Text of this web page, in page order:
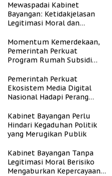
Mewaspadai Kabinet
Bayangan: Ketidakjelasan
Legitimasi Moral dan
Momentum Kemerdekaan,
Pemerintah Perkuat
Program Rumah Subsidi
Berpenghasilan Rendah
Pemerintah Perkuat
Ekosistem Media Digital
Nasional Hadapi Perang
Kabinet Bayangan Perlu
Hindari Kegaduhan Politik
yang Merugikan Publik
Kabinet Bayangan Tanpa
Legitimasi Moral Berisiko
Mengaburkan Kepercayaan